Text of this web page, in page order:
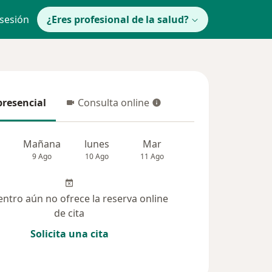
¿Eres profesional de la salud?
Consulta online
Consulta online
Mañana
9 Ago
lunes
10 Ago
Mar
11 Ago
aún no ofrece la reserva online
de cita
Solicita una cita